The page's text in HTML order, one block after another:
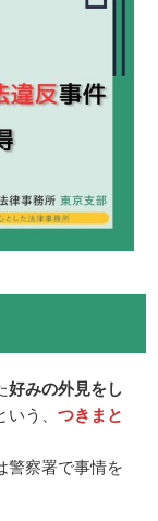
好みの外見をし
いう、つきまと
警察署で事情を